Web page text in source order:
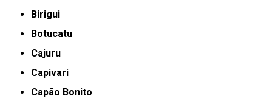
Birigui
Botucatu
Cajuru
Capivari
Capão Bonito